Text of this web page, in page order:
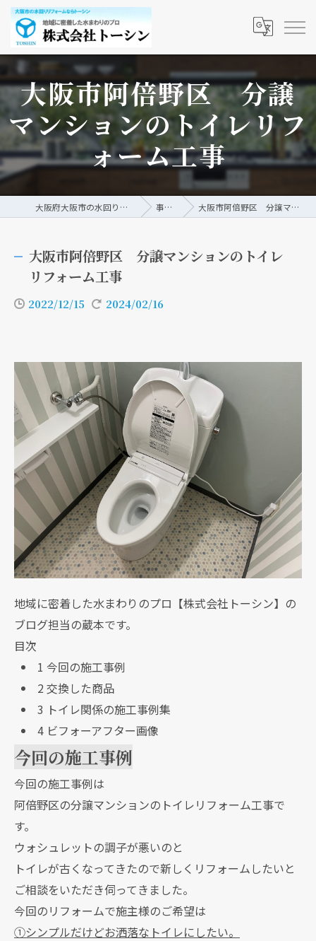
大阪市阿倍野区 分譲
マンションのトイレリフ
ォーム工事
大阪府大阪市の水回りリフォームなら株式会社トーシン 事例/ブログ 大阪市阿倍野区 分譲マンションのトイレリフォーム工事
大阪市阿倍野区 分譲マンションのトイレ
リフォーム工事
2022/12/15 2024/02/16
地域に密着した水まわりのプロ【株式会社トーシン】の
ブログ担当の蔵本です。
目次
1 今回の施工事例
2交換した商品
3 トイレ関係の施工事例集
4ビフォーアフター画像
今回の施工事例
今回の施工事例は
阿倍野区の分譲マンションのトイレリフォーム工事で
す。
ウォシュレットの調子が悪いのと
トイレが古くなってきたので新しくリフォームしたいと
ご相談をいただき伺ってきました。
今回のリフォームで施主様のご希望は
①シンプルだけどお洒落なトイレにしたい。